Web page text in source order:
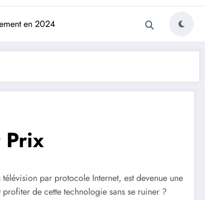
en 2024
Prix
par protocole Internet, est devenue une
de cette technologie sans se ruiner ?